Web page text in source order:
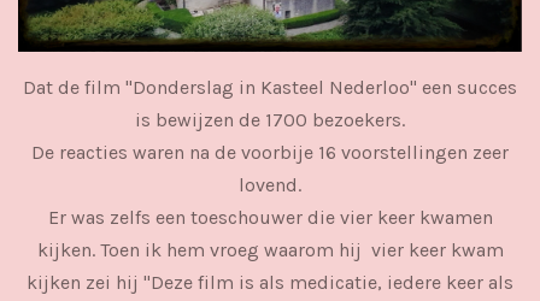
Dat de film "Donderslag in Kasteel Nederloo" een succes
is bewijzen de 1700 bezoekers.
De reacties waren na de voorbije 16 voorstellingen zeer
lovend.
Er was zelfs een toeschouwer die vier keer kwamen
kijken. Toen ik hem vroeg waarom hij vier keer kwam
kijken zei hij "Deze film is als medicatie, iedere keer als